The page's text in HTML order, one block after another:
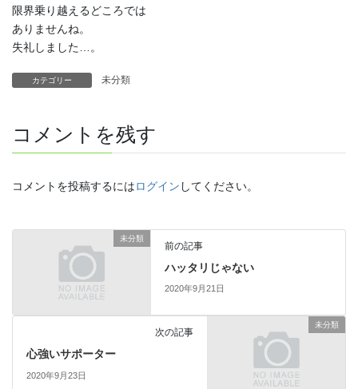
限界乗り越えるどころでは
ありませんね。
失礼しました…。
カテゴリー 未分類
コメントを残す
コメントを投稿するにはログイン してください。
未分類
前の記事
ハッタリじゃない
2020年9月21日
未分類
次の記事
心強いサポーター
2020年9月23日